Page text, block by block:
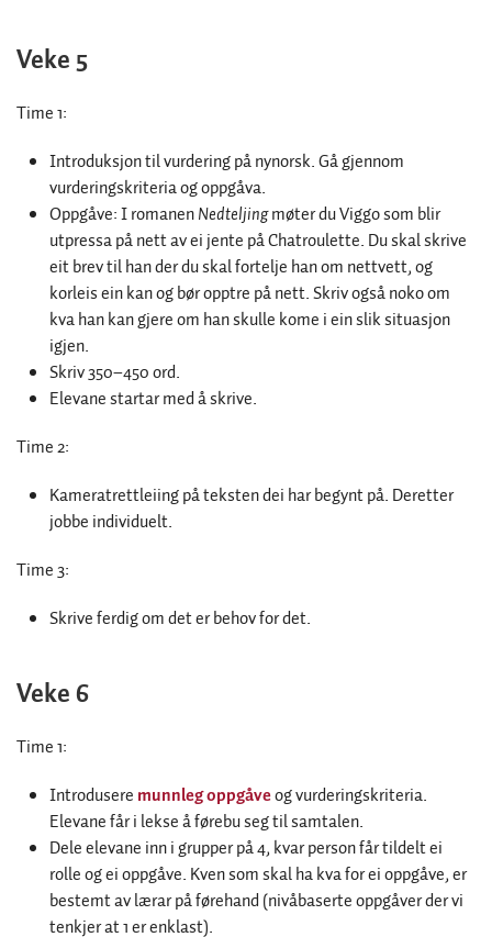
Veke 5
Time 1:
Introduksjon til vurdering på nynorsk. Gå gjennom
vurderingskriteria og oppgåva.
Oppgåve: I romanenNedteljingmøter du Viggo som blir
utpressa på nett av ei jente på Chatroulette. Du skal skrive
eit brev til han der du skal fortelje han om nettvett, og
korleis ein kan og bør opptre på nett. Skriv også noko om
kva han kan gjere om han skulle kome i ein slik situasjon
igjen.
Skriv 350–450 ord.
Elevane startar med å skrive.
Time 2:
Kameratrettleiing på teksten dei har begynt på. Deretter
jobbe individuelt.
Time 3:
Skrive ferdig om det er behov for det.
Veke 6
Time 1:
Introdusere munnleg oppgåveog vurderingskriteria.
Elevane får i lekse å førebu seg til samtalen.
Dele elevane inn i grupper på 4, kvar person får tildelt ei
rolle og ei oppgåve. Kven som skal ha kva for ei oppgåve, er
bestemt av lærar på førehand (nivåbaserte oppgåver der vi
tenkjer at 1 er enklast).